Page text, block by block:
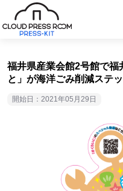
福井県産業会館2号館で福
と」が海洋ごみ削減ステ
開始日：2021年05月29日